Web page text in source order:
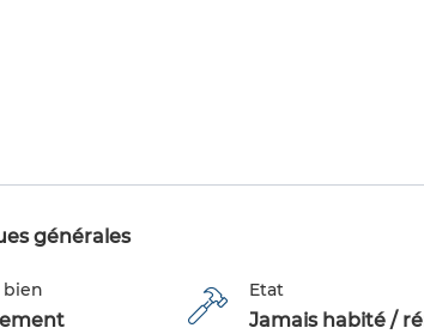
générales
bien Etat
Jamais habité /